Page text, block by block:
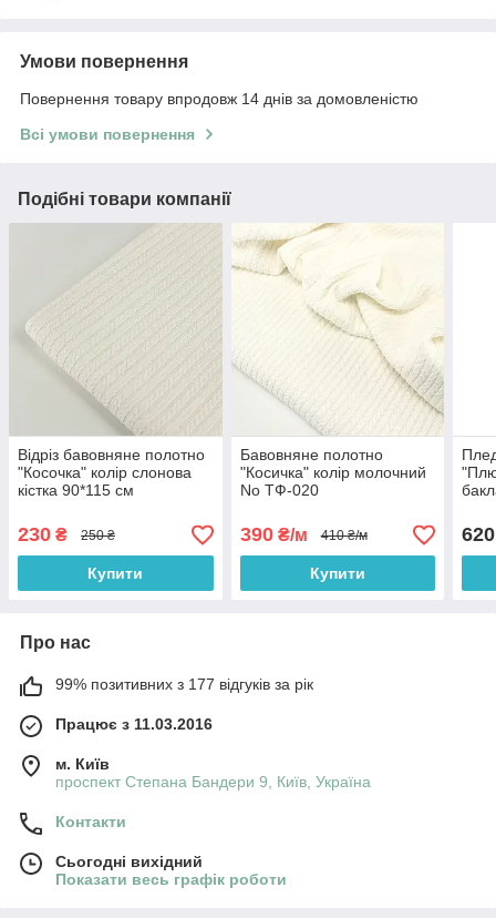
Умови повернення
Повернення товару впродовж 14 днів за домовленістю
Всі умови повернення
Подібні товари компанії
Відріз бавовняне полотно
"Косочка" колір слонова
кістка 90*115 см
230 ₴ 250 ₴
Купити
Бавовняне полотно
"Косичка" колір молочний
No ТФ-020
390₴/м 410 ₴/м
Купити
620
Про нас
99% позитивних з 177 відгуків за рік
Працює з 11.03.2016
м. Київ
проспект Степана Бандери 9, Київ, Україна
Контакти
Сьогодні вихідний
Показати весь графік роботи